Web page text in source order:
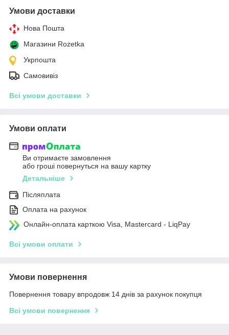
Умови доставки
Нова Пошта
Магазини Rozetka
Укрпошта
Самовивіз
Всі умови доставки
Умови оплати
Ви отримаєте замовлення
або гроші повернуться на вашу картку
Детальніше
Післяплата
Оплата на рахунок
Онлайн-оплата карткою Visa, Mastercard - LiqPay
Всі умови оплати
Умови повернення
Повернення товару впродовж 14 днів за рахунок покупця
Всі умови повернення